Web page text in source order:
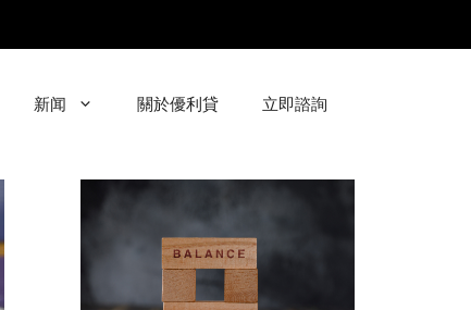
新闻 關於優利貸 立即諮詢